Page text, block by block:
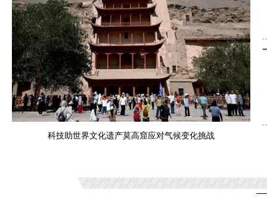
科技助世界文化遗产莫高窟应对气候变化挑战